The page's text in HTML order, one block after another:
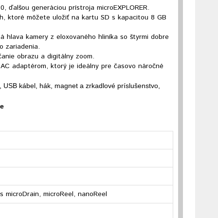
ďalšou generáciou prístroja microEXPLORER.
ktoré môžete uložiť na kartu SD s kapacitou 8 GB
kamery z eloxovaného hliníka so štyrmi dobre
zariadenia.
obrazu a digitálny zoom.
adaptérom, ktorý je ideálny pre časovo náročné
kábel, hák, magnet a zrkadlové príslušenstvo,
microReel, nanoReel